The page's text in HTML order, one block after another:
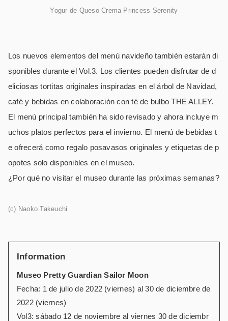
Yogur de Queso Crema Princess Serenity
Los nuevos elementos del menú navideño también estarán di
sponibles durante el Vol.3. Los clientes pueden disfrutar de d
eliciosas tortitas originales inspiradas en el árbol de Navidad,
café y bebidas en colaboración con té de bulbo THE ALLEY.
El menú principal también ha sido revisado y ahora incluye m
uchos platos perfectos para el invierno. El menú de bebidas t
e ofrecerá como regalo posavasos originales y etiquetas de p
opotes solo disponibles en el museo.
¿Por qué no visitar el museo durante las próximas semanas?
(c) Naoko Takeuchi
Information
Museo Pretty Guardian Sailor Moon
Fecha: 1 de julio de 2022 (viernes) al 30 de diciembre de
2022 (viernes)
Vol3: sábado 12 de noviembre al viernes 30 de diciembr